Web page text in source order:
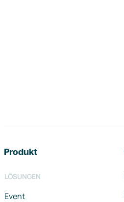
Produkt
LÖSUNGEN
Event